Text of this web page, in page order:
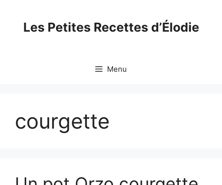
contentLes Petites Recettes d’Élodie
Menu
courgette